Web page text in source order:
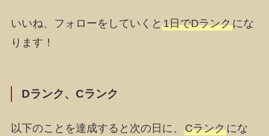
いいね、フォローをしていくと 1日でDランクにな
ります！
Dランク、Cランク
以下のことを達成すると次の日に、 Cランクにな